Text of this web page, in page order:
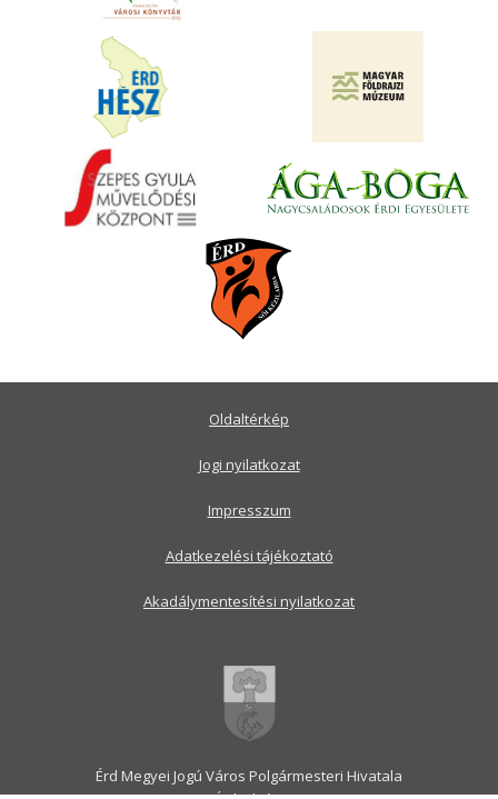
Érd Megyei Jogú Város Polgármesteri Hivatala
Oldaltérkép
Jogi nyilatkozat
Impresszum
Adatkezelési tájékoztató
Akadálymentesítési nyilatkozat